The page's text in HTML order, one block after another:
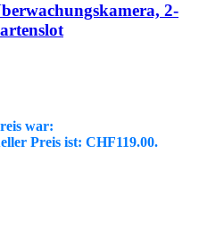
2-
war:
Preis ist: CHF119.00.